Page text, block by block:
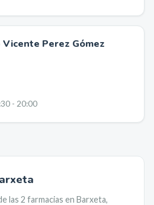
Vicente Perez Gómez
- 20:00
las 2 farmacias en Barxeta,